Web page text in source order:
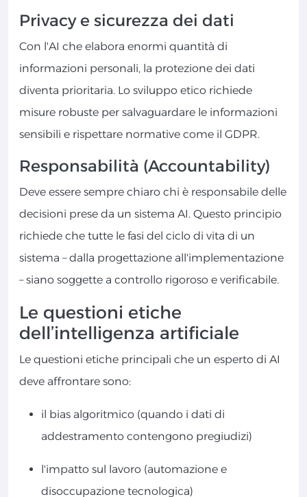
Privacy e sicurezza dei dati
Con l'AI che elabora enormi quantità di
informazioni personali, la protezione dei dati
diventa prioritaria. Lo sviluppo etico richiede
misure robuste per salvaguardare le informazioni
sensibili e rispettare normative come il GDPR.
Responsabilità (Accountability)
Deve essere sempre chiaro chi è responsabile delle
decisioni prese da un sistema AI. Questo principio
richiede che tutte le fasi del ciclo di vita di un
sistema – dalla progettazione all'implementazione
– siano soggette a controllo rigoroso e verificabile.
Le questioni etiche
dell’intelligenza artificiale
Le questioni etiche principali che un esperto di AI
deve affrontare sono:
il bias algoritmico (quando i dati di
addestramento contengono pregiudizi)
l'impatto sul lavoro (automazione e
disoccupazione tecnologica)